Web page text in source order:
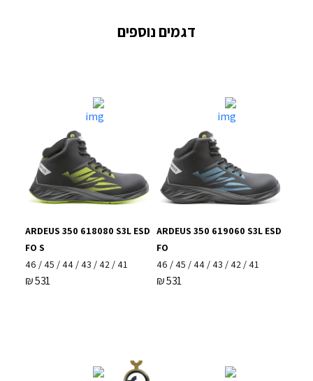
דגמים נוספים
ARDEUS 350 619060 S3L ESD
FO
41 / 42 / 43 / 44 / 45 / 46
531
₪
ARDEUS 350 618080 S3L ESD
FO S
41 / 42 / 43 / 44 / 45 / 46
531
₪